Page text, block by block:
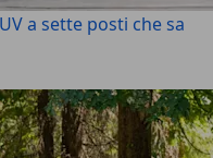
a sette posti che sa